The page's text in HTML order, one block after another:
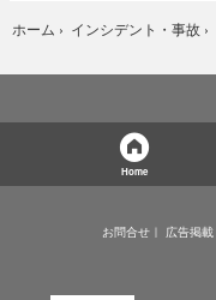
ホーム › インシデント・事故 ›
Home
お問合せ 広告掲載